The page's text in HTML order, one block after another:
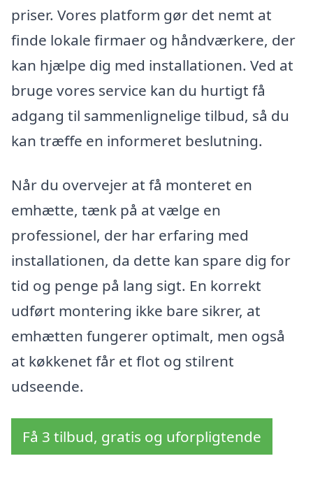
priser. Vores platform gør det nemt at
finde lokale firmaer og håndværkere, der
kan hjælpe dig med installationen. Ved at
bruge vores service kan du hurtigt få
adgang til sammenlignelige tilbud, så du
kan træffe en informeret beslutning.
Når du overvejer at få monteret en
emhætte, tænk på at vælge en
professionel, der har erfaring med
installationen, da dette kan spare dig for
tid og penge på lang sigt. En korrekt
udført montering ikke bare sikrer, at
emhætten fungerer optimalt, men også
at køkkenet får et flot og stilrent
udseende.
Få 3 tilbud, gratis og uforpligtende